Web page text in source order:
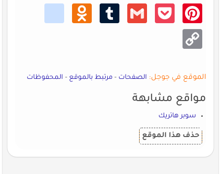
Pinte
rest
Pocke
Gmail
Tumb
Odno
klass
niki
Copy
Link
الموقع في جوجل: الصفحات-مرتبط بالموقع-المحفوظات
مواقع مشابهة
سوبر هاتريك
حذف هذا الموقع